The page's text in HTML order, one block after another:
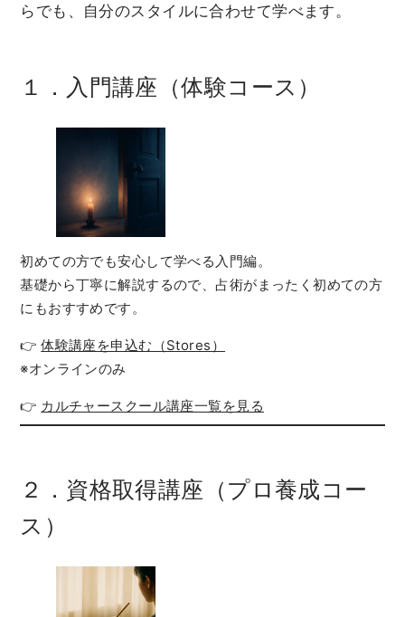
らでも、自分のスタイルに合わせて学べます。
１．入門講座（体験コース）
初めての方でも安心して学べる入門編。
基礎から丁寧に解説するので、占術がまったく初めての方
にもおすすめです。
👉体験講座を申込む（Stores）
※オンラインのみ
👉 カルチャースクール講座一覧を見る
２．資格取得講座（プロ養成コー
ス）